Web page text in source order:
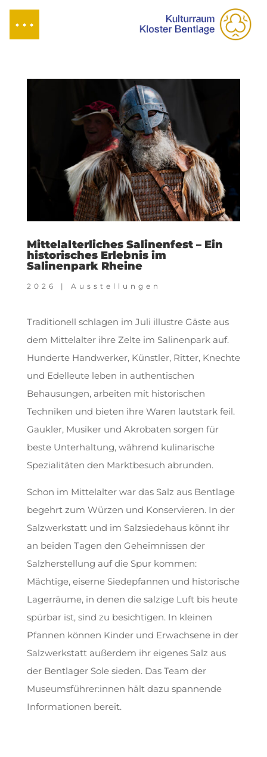
Mittelalterliches Salinenfest – Ein
historisches Erlebnis im
Salinenpark Rheine
2026 | Ausstellungen
Traditionell schlagen im Juli illustre Gäste aus
dem Mittelalter ihre Zelte im Salinenpark auf.
Hunderte Handwerker, Künstler, Ritter, Knechte
und Edelleute leben in authentischen
Behausungen, arbeiten mit historischen
Techniken und bieten ihre Waren lautstark feil.
Gaukler, Musiker und Akrobaten sorgen für
beste Unterhaltung, während kulinarische
Spezialitäten den Marktbesuch abrunden.
Schon im Mittelalter war das Salz aus Bentlage
begehrt zum Würzen und Konservieren. In der
Salzwerkstatt und im Salzsiedehaus könnt ihr
an beiden Tagen den Geheimnissen der
Salzherstellung auf die Spur kommen:
Mächtige, eiserne Siedepfannen und historische
Lagerräume, in denen die salzige Luft bis heute
spürbar ist, sind zu besichtigen. In kleinen
Pfannen können Kinder und Erwachsene in der
Salzwerkstatt außerdem ihr eigenes Salz aus
der Bentlager Sole sieden. Das Team der
Museumsführer:innen hält dazu spannende
Informationen bereit.